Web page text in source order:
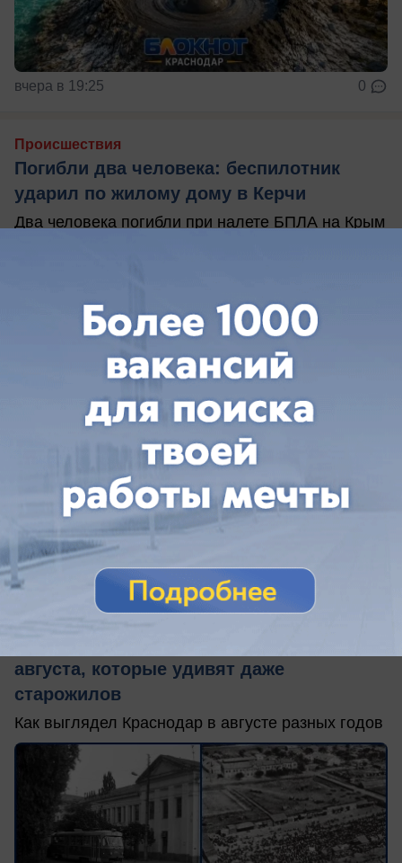
вчера в 19:25 0
Происшествия
Погибли два человека: беспилотник
ударил по жилому дому в Керчи
Два человека погибли при налете БПЛА на Крым
вчера в 18:26
Краеведческий музей
Футбольный матч 1926 года и Сенной
августа, которые удивят даже
старожилов
Как выглядел Краснодар в августе разных годов